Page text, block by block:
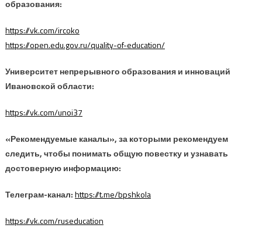
образования:
https://vk.com/ircoko
https://open.edu.gov.ru/quality-of-education/
Университет непрерывного образования и инноваций
Ивановской области:
https://vk.com/unoi37
«Рекомендуемые каналы», за которыми рекомендуем
следить, чтобы понимать общую повестку и узнавать
достоверную информацию:
Телеграм-канал:https://t.me/bpshkola
https://vk.com/ruseducation